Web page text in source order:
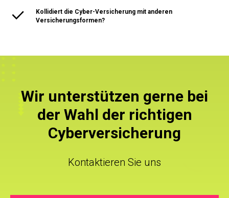
Kollidiert die Cyber-Versicherung mit anderen
Versicherungsformen?
Wir unterstützen gerne bei
der Wahl der richtigen
Cyberversicherung
Kontaktieren Sie uns